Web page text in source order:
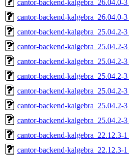
cantor-backend-kalgebra_26.04.0-
cantor-backend-kalgebra_26.04.0-
cantor-backend-kalgebra_25.04.2-
cantor-backend-kalgebra_25.04.2-
cantor-backend-kalgebra_25.04.2-
cantor-backend-kalgebra_25.04.2-
cantor-backend-kalgebra_25.04.2-
cantor-backend-kalgebra_25.04.2-
cantor-backend-kalgebra_25.04.2-
cantor-backend-kalgebra_22.12.3-
cantor-backend-kalgebra_22.12.3-